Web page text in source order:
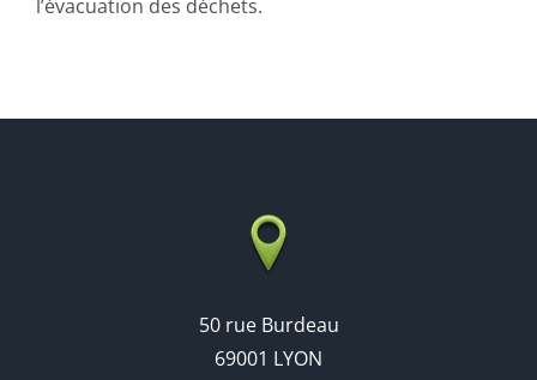
l’évacuation des déchets.
50 rue Burdeau
69001 LYON